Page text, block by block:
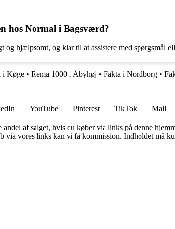
hos Normal i Bagsværd?
og hjælpsomt, og klar til at assistere med spørgsmål
i Køge • Rema 1000 i Åbyhøj • Fakta i Nordborg •
YouTube Pinterest TikTok Mail
af salget, hvis du køber via links på denne
via vores links kan vi få kommission. Indholdet må